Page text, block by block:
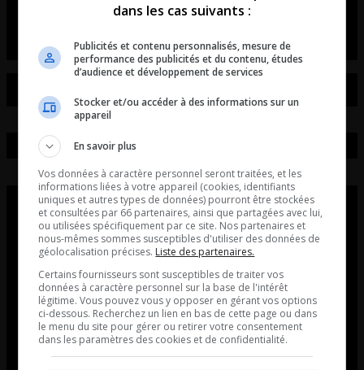
Entrevue avec Tristan Demers.
dans les cas suivants :
Publicités et contenu personnalisés, mesure de
performance des publicités et du contenu, études
d’audience et développement de services
Stocker et/ou accéder à des informations sur un
appareil
En savoir plus
Vos données à caractère personnel seront traitées, et les
informations liées à votre appareil (cookies, identifiants
uniques et autres types de données) pourront être stockées
et consultées par 66 partenaires, ainsi que partagées avec lui,
ou utilisées spécifiquement par ce site. Nos partenaires et
nous-mêmes sommes susceptibles d'utiliser des données de
géolocalisation précises. Liste des partenaires.
Certains fournisseurs sont susceptibles de traiter vos
données à caractère personnel sur la base de l'intérêt
légitime. Vous pouvez vous y opposer en gérant vos options
ci-dessous. Recherchez un lien en bas de cette page ou dans
le menu du site pour gérer ou retirer votre consentement
dans les paramètres des cookies et de confidentialité.